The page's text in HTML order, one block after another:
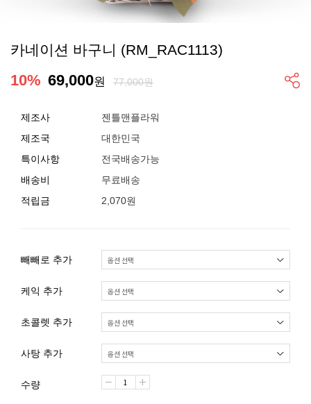
카네이션 바구니 (RM_RAC1113)
10% 69,000원 77,000원
제조사
젠틀맨플라워
제조국
대한민국
특이사항
전국배송가능
배송비
무료배송
적립금
2,070원
빼빼로 추가
케익 추가
초콜렛 추가
사탕 추가
수량